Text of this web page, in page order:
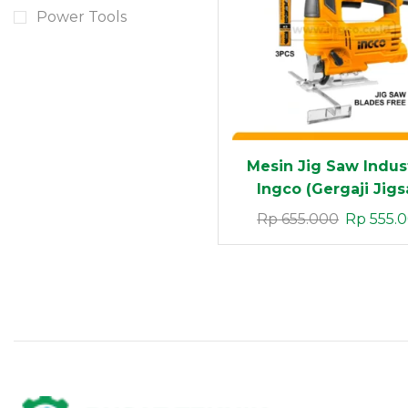
Mesin Jig Saw
Ingco (Gergaji
Heavy Duty )
Rp655.000 Rp
Power Tools
Contact